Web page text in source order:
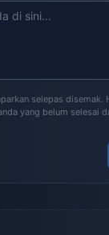
selepas disemak.
yang belum selesai